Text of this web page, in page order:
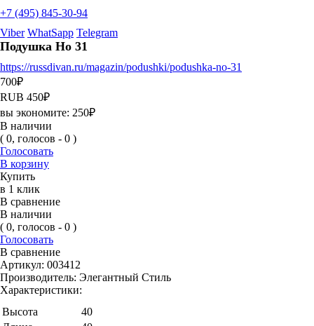
+7 (495) 845-30-94
Viber WhatSapp Telegram
Подушка Но 31
https://russdivan.ru/magazin/podushki/podushka-no-31
700₽
RUB 450₽
вы экономите: 250₽
В наличии
( 0, голосов - 0 )
Голосовать
В корзину
Купить
в 1 клик
В сравнение
В наличии
( 0, голосов - 0 )
Голосовать
В сравнение
Артикул: 003412
Производитель: Элегантный Стиль
Характеристики:
Высота
40